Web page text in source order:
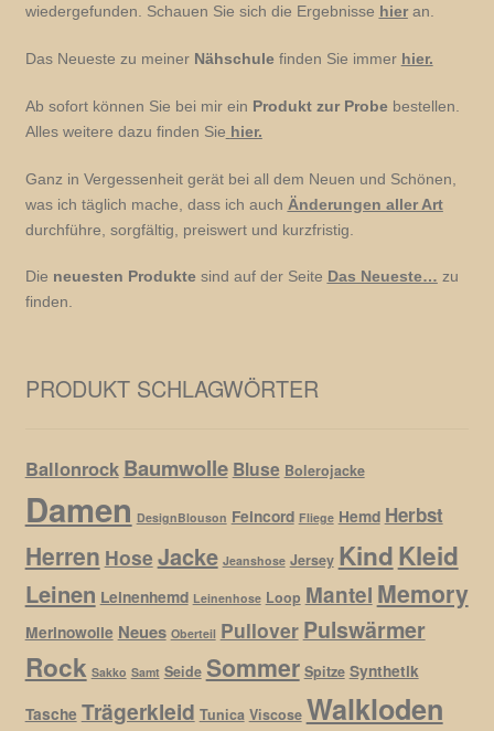
wiedergefunden. Schauen Sie sich die Ergebnisse hieran.
Das Neueste zu meiner Nähschulefinden Sie immer hier.
Ab sofort können Sie bei mir ein Produkt zur Probebestellen.
Alles weitere dazu finden Sie hier.
Ganz in Vergessenheit gerät bei all dem Neuen und Schönen,
was ich täglich mache, dass ich auch Änderungen aller Art
durchführe, sorgfältig, preiswert und kurzfristig.
Die neuesten Produktesind auf der Seite Das Neueste… zu
finden.
PRODUKT SCHLAGWÖRTER
Ballonrock Baumwolle Bluse Bolerojacke
Damen DesignBlouson Feincord Fliege Hemd Herbst
Herren Hose Jacke Jeanshose Jersey KindKleid
Leinen Leinenhemd Leinenhose Loop Mantel Memory
Merinowolle Neues Oberteil Pullover Pulswärmer
Rock Sakko Samt Seide Sommer Spitze Synthetik
Tasche Trägerkleid Tunica Viscose Walkloden